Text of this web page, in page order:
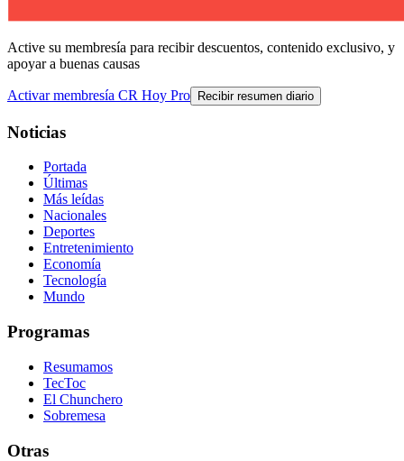
Active su membresía para recibir descuentos, contenido exclusivo, y
apoyar a buenas causas
Activar membresía CR Hoy Pro Recibir resumen diario
Noticias
Portada
Últimas
Más leídas
Nacionales
Deportes
Entretenimiento
Economía
Tecnología
Mundo
Programas
Resumamos
TecToc
El Chunchero
Sobremesa
Otras